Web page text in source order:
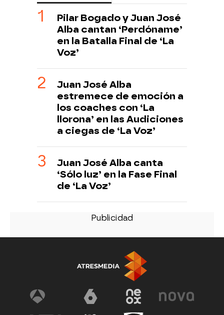
Pilar Bogado y Juan José
Alba cantan ‘Perdóname’
en la Batalla Final de ‘La
Voz’
Juan José Alba
estremece de emoción a
los coaches con ‘La
llorona’ en las Audiciones
a ciegas de ‘La Voz’
Juan José Alba canta
‘Sólo luz’ en la Fase Final
de ‘La Voz’